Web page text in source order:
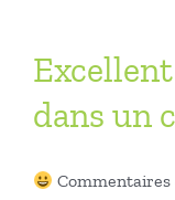
dans un
Commentaires